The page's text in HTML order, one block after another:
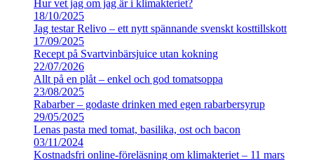
Hur vet jag om jag är i klimakteriet?
18/10/2025
Jag testar Relivo – ett nytt spännande svenskt kosttillskott
17/09/2025
Recept på Svartvinbärsjuice utan kokning
22/07/2026
Allt på en plåt – enkel och god tomatsoppa
23/08/2025
Rabarber – godaste drinken med egen rabarbersyrup
29/05/2025
Lenas pasta med tomat, basilika, ost och bacon
03/11/2024
Kostnadsfri online-föreläsning om klimakteriet – 11 mars